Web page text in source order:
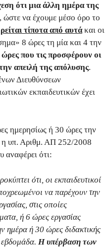
ότι μια άλλη ημέρα της
, ώστε να έχουμε μέσο όρο το
τίποτα από αυτάκαι οι
8 ώρες τη μία και 4 την
ώρες που τις προσφέρουν οι
απειλή της απόλυσης.
Διευθύνσεων
εκπαιδευτικών έχει
ημερησίως ή 30 ώρες την
η υπ. Αριθμ. ΑΠ 252/2008
ότι:
ότι, οι εκπαιδευτικοί
να παρέχουν την
στις οποίες
ή 6 ώρες εργασίας
ημέρα ή 30 ώρες διδακτικής
εβδομάδα. Η υπέρβαση των